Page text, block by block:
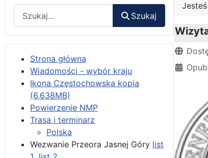
Szukaj
Strona główna
Wiadomości - wybór kraju
Ikona Częstochowska kopia
(6,638MB)
Powierzenie NMP
Trasa i terminarz
Polska
Wezwanie Przeora Jasnej Góry list